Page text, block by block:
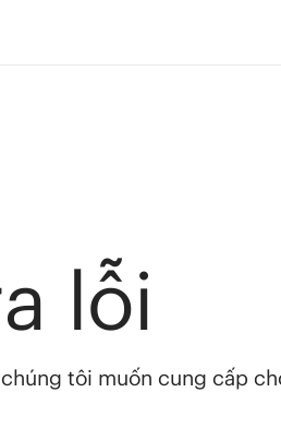
lỗi
tôi muốn cung cấp